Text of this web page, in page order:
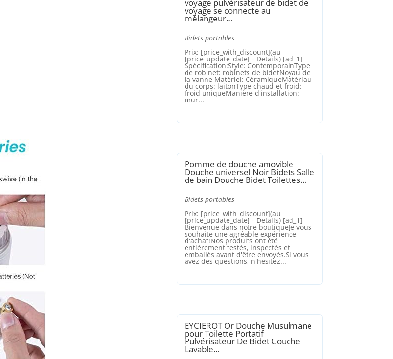
voyage pulvérisateur de bidet de
voyage se connecte au
mélangeur…
Bidets portables
Prix: [price_with_discount](au
[price_update_date] - Details) [ad_1]
Spécification:Style: ContemporainType
de robinet: robinets de bidetNoyau de
la vanne Matériel: CéramiqueMatériau
du corps: laitonType chaud et froid:
froid uniqueManière d'installation:
mur...
Pomme de douche amovible
Douche universel Noir Bidets Salle
de bain Douche Bidet Toilettes…
Bidets portables
Prix: [price_with_discount](au
[price_update_date] - Details) [ad_1]
Bienvenue dans notre boutiqueJe vous
souhaite une agréable expérience
d'achat!Nos produits ont été
entièrement testés, inspectés et
emballés avant d'être envoyés.Si vous
avez des questions, n'hésitez...
EYCIEROT Or Douche Musulmane
pour Toilette Portatif
Pulvérisateur De Bidet Couche
Lavable…